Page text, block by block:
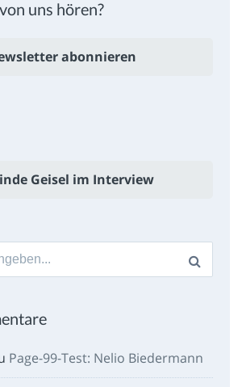
uns hören?
abonnieren
Geisel im Interview
Page-99-Test: Nelio Biedermann